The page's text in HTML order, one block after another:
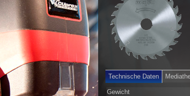
Technische Daten
Gewicht